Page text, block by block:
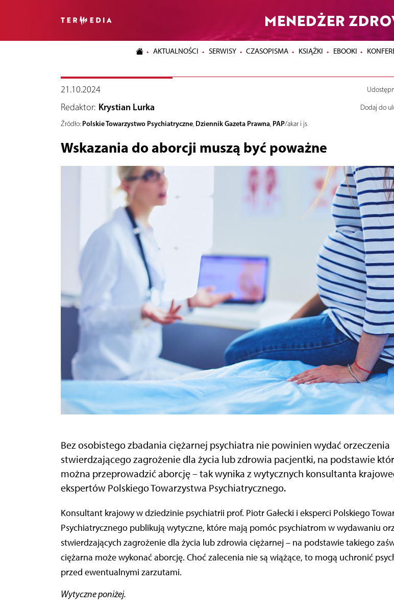
MENEDŻER
AKTUALNOŚCI SERWISY CZASOPISMA KSIĄŻKI EBOOKI
21.10.2024
Redaktor: Krystian Lurka
Dodaj do
Źródło: Polskie Towarzystwo Psychiatryczne, Dziennik Gazeta Prawna, PAP/akar i js
Wskazania do aborcji muszą być poważne
Bez osobistego zbadania ciężarnej psychiatra nie powinien wydać orzeczenia
stwierdzającego zagrożenie dla życia lub zdrowia pacjentki, na podstawie
można przeprowadzić aborcję – tak wynika z wytycznych konsultanta
ekspertów Polskiego Towarzystwa Psychiatrycznego.
Konsultant krajowy w dziedzinie psychiatrii prof. Piotr Gałecki i eksperci Polskiego Towarzystwa
Psychiatrycznego publikują wytyczne, które mają pomóc psychiatrom w wydawaniu
stwierdzających zagrożenie dla życia lub zdrowia ciężarnej – na podstawie takiego
ciężarna może wykonać aborcję. Choć zalecenia nie są wiążące, to mogą uchronić
przed ewentualnymi zarzutami.
Wytyczne poniżej.